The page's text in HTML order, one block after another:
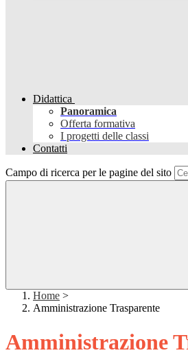
Didattica
Panoramica
Offerta formativa
I progetti delle classi
Contatti
Campo di ricerca per le pagine del sito
Home >
Amministrazione Trasparente
Amministrazione